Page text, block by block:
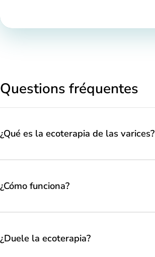
Questions fréquentes
¿Qué es la ecoterapia de las varices?
¿Cómo funciona?
¿Duele la ecoterapia?